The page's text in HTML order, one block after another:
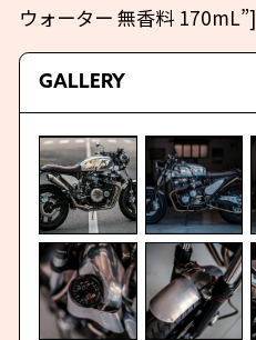
ウォーター 無香料 170mL”]
GALLERY